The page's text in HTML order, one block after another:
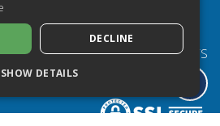
(VPAT)
SECURE PAYMENTS
DECLINE
SHOW DETAILS